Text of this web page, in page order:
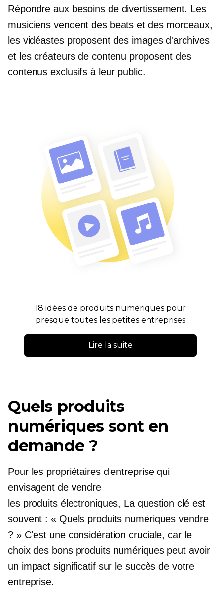
Répondre aux besoins de divertissement. Les
musiciens vendent des beats et des morceaux,
les vidéastes proposent des images d'archives
et les créateurs de contenu proposent des
contenus exclusifs à leur public.
18 idées de produits numériques pour
presque toutes les petites entreprises
Lire la suite
Quels produits
numériques sont en
demande ?
Pour les propriétaires d'entreprise qui
envisagent de vendre
les produits électroniques, La question clé est
souvent : « Quels produits numériques vendre
? » C'est une considération cruciale, car le
choix des bons produits numériques peut avoir
un impact significatif sur le succès de votre
entreprise.